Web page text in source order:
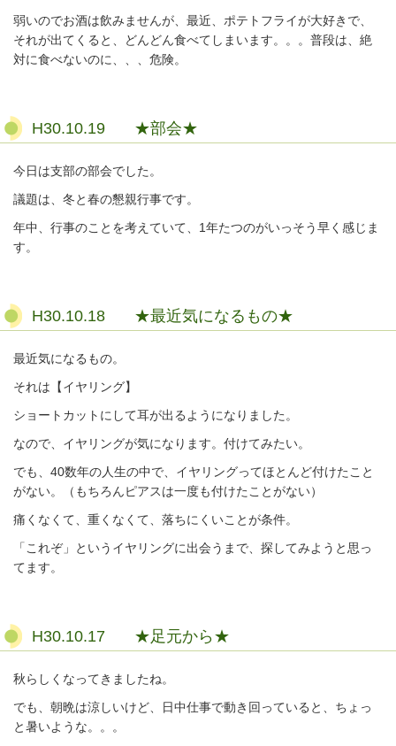
弱いのでお酒は飲みませんが、最近、ポテトフライが大好きで、
それが出てくると、どんどん食べてしまいます。。。普段は、絶
対に食べないのに、、、危険。
H30.10.19 ★部会★
今日は支部の部会でした。
議題は、冬と春の懇親行事です。
年中、行事のことを考えていて、1年たつのがいっそう早く感じま
す。
H30.10.18 ★最近気になるもの★
最近気になるもの。
それは【イヤリング】
ショートカットにして耳が出るようになりました。
なので、イヤリングが気になります。付けてみたい。
でも、40数年の人生の中で、イヤリングってほとんど付けたこと
がない。（もちろんピアスは一度も付けたことがない）
痛くなくて、重くなくて、落ちにくいことが条件。
「これぞ」というイヤリングに出会うまで、探してみようと思っ
てます。
H30.10.17 ★足元から★
秋らしくなってきましたね。
でも、朝晩は涼しいけど、日中仕事で動き回っていると、ちょっ
と暑いような。。。